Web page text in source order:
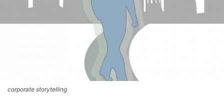
corporate storytelling